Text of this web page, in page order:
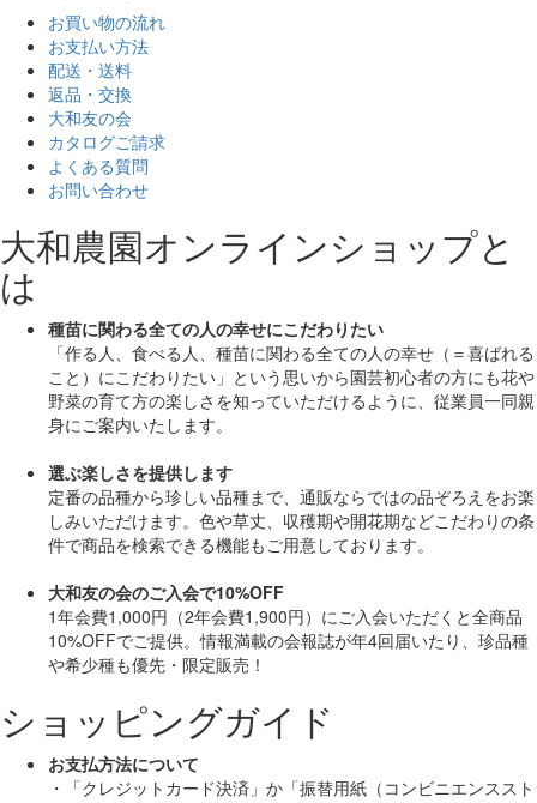
お買い物の流れ
お支払い方法
配送・送料
返品・交換
大和友の会
カタログご請求
よくある質問
お問い合わせ
大和農園オンラインショップと
は
種苗に関わる全ての人の幸せにこだわりたい
「作る人、食べる人、種苗に関わる全ての人の幸せ（＝喜ばれる
こと）にこだわりたい」 という思いから園芸初心者の方にも花や
野菜の育て方の楽しさを知っていただけるように、従業員一同親
身にご案内いたします。
選ぶ楽しさを提供します
定番の品種から珍しい品種まで、通販ならではの品ぞろえをお楽
しみいただけます。色や草丈、収穫期や開花期などこだわりの条
件で商品を検索できる機能もご用意しております。
大和友の会のご入会で10%OFF
1年会費1,000円（2年会費1,900円）にご入会いただくと全商品
10%OFFでご提供。情報満載の会報誌が年4回届いたり、珍品種
や希少種も優先・限定販売！
ショッピングガイド
お支払方法について
・「クレジットカード決済」か「振替用紙（コンビニエンススト